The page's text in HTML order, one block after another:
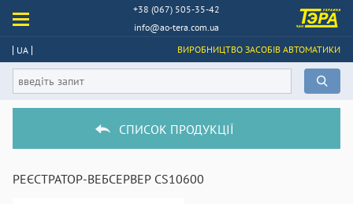
+38 (067) 505-35-42
info@ao-tera.com.ua
UA
ВИРОБНИЦТВО ЗАСОБІВ АВТОМАТИКИ
СПИСОК ПРОДУКЦІЇ
РЕЄСТРАТОР-ВЕБСЕРВЕР CS10600